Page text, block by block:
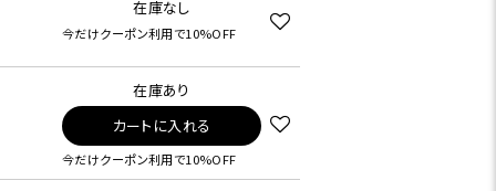
在庫なし
今だけクーポン利用で10%OFF
在庫あり
カートに入れる
今だけクーポン利用で10%OFF